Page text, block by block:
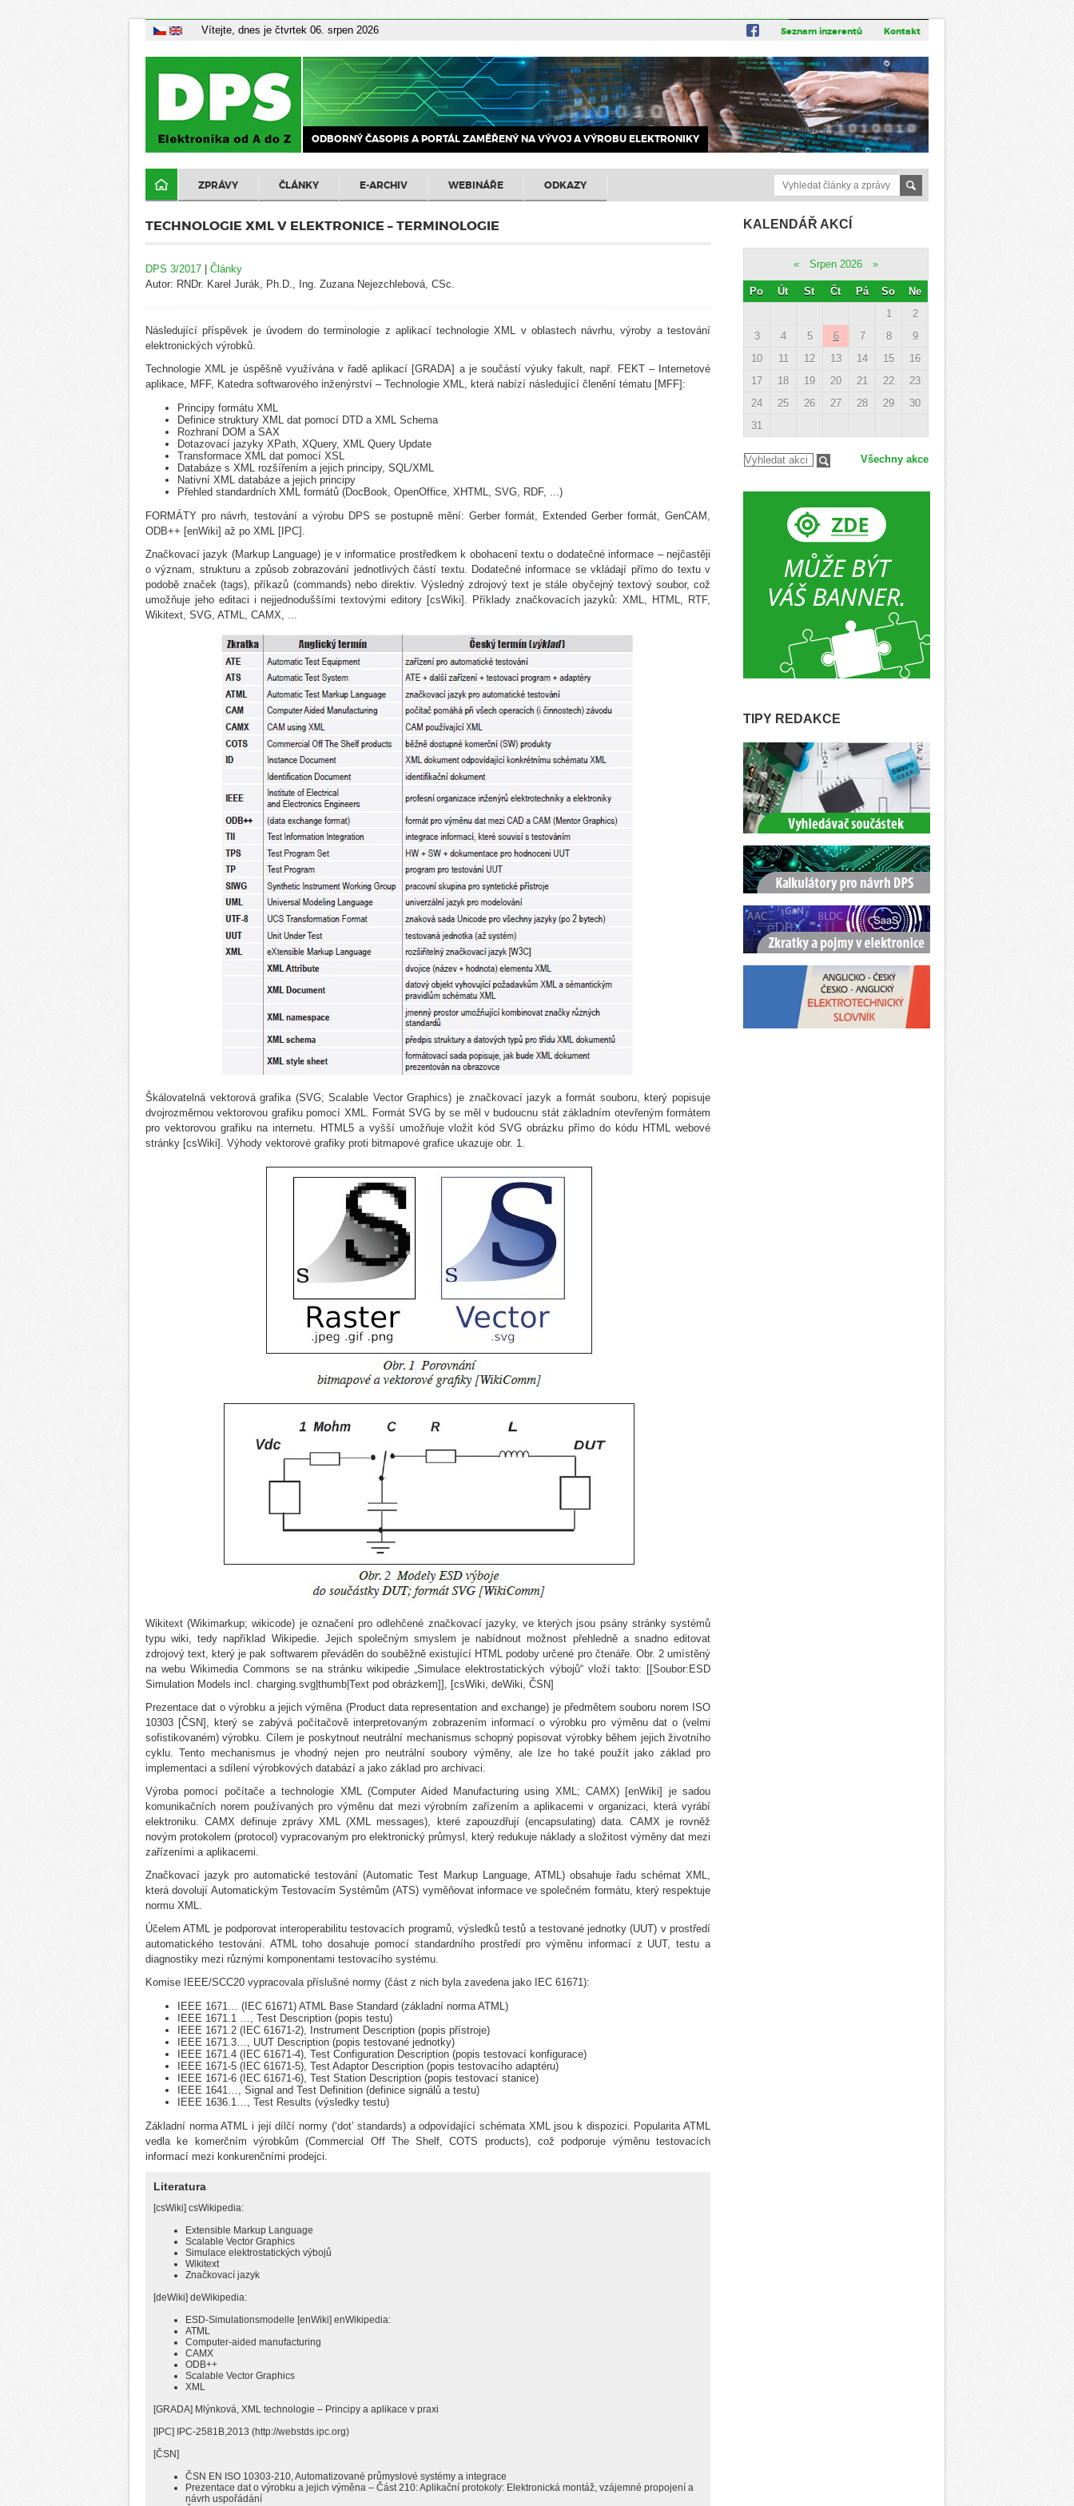
Vítejte, dnes je čtvrtek 06. srpen 2026 Seznam inzerentů Kontakt
ODBORNÝ ČASOPIS A PORTÁL ZAMĚŘENÝ NA VÝVOJ A VÝROBU ELEKTRONIKY
ZPRÁVY ČLÁNKY E-ARCHIV WEBINÁŘE ODKAZY
TECHNOLOGIE XML V ELEKTRONICE – TERMINOLOGIE
DPS 3/2017 | Články
Autor: RNDr. Karel Jurák, Ph.D., Ing. Zuzana Nejezchlebová, CSc.
Následující příspěvek je úvodem do terminologie z aplikací technologie XML v oblastech návrhu, výroby a testování
elektronických výrobků.
Technologie XML je úspěšně využívána v řadě aplikací [GRADA] a je součástí výuky fakult, např. FEKT – Internetové
aplikace, MFF, Katedra softwarového inženýrství – Technologie XML, která nabízí následující členění tématu [MFF]:
Principy formátu XML
Definice struktury XML dat pomocí DTD a XML Schema
Rozhraní DOM a SAX
Dotazovací jazyky XPath, XQuery, XML Query Update
Transformace XML dat pomocí XSL
Databáze s XML rozšířením a jejich principy, SQL/XML
Nativní XML databáze a jejich principy
Přehled standardních XML formátů (DocBook, OpenOffice, XHTML, SVG, RDF, ...)
FORMÁTY pro návrh, testování a výrobu DPS se postupně mění: Gerber formát, Extended Gerber formát, GenCAM,
ODB++ [enWiki] až po XML [IPC].
Značkovací jazyk (Markup Language) je v informatice prostředkem k obohacení textu o dodatečné informace – nejčastěji
o význam, strukturu a způsob zobrazování jednotlivých částí textu. Dodatečné informace se vkládají přímo do textu v
podobě značek (tags), příkazů (commands) nebo direktiv. Výsledný zdrojový text je stále obyčejný textový soubor, což
umožňuje jeho editaci i nejjednoduššími textovými editory [csWiki]. Příklady značkovacích jazyků: XML, HTML, RTF,
Wikitext, SVG, ATML, CAMX, ...
Škálovatelná vektorová grafika (SVG; Scalable Vector Graphics) je značkovací jazyk a formát souboru, který popisuje
dvojrozměrnou vektorovou grafiku pomocí XML. Formát SVG by se měl v budoucnu stát základním otevřeným formátem
pro vektorovou grafiku na internetu. HTML5 a vyšší umožňuje vložit kód SVG obrázku přímo do kódu HTML webové
stránky [csWiki]. Výhody vektorové grafiky proti bitmapové grafice ukazuje obr. 1.
Wikitext (Wikimarkup; wikicode) je označení pro odlehčené značkovací jazyky, ve kterých jsou psány stránky systémů
typu wiki, tedy například Wikipedie. Jejich společným smyslem je nabídnout možnost přehledně a snadno editovat
zdrojový text, který je pak softwarem převáděn do souběžně existující HTML podoby určené pro čtenáře. Obr. 2 umístěný
na webu Wikimedia Commons se na stránku wikipedie „Simulace elektrostatických výbojů“ vloží takto: [[Soubor:ESD
Simulation Models incl. charging.svg|thumb|Text pod obrázkem]], [csWiki, deWiki, ČSN]
Prezentace dat o výrobku a jejich výměna (Product data representation and exchange) je předmětem souboru norem ISO
10303 [ČSN], který se zabývá počítačově interpretovaným zobrazením informací o výrobku pro výměnu dat o (velmi
sofistikovaném) výrobku. Cílem je poskytnout neutrální mechanismus schopný popisovat výrobky během jejich životního
cyklu. Tento mechanismus je vhodný nejen pro neutrální soubory výměny, ale lze ho také použít jako základ pro
implementaci a sdílení výrobkových databází a jako základ pro archivaci.
Výroba pomocí počítače a technologie XML (Computer Aided Manufacturing using XML; CAMX) [enWiki] je sadou
komunikačních norem používaných pro výměnu dat mezi výrobním zařízením a aplikacemi v organizaci, která vyrábí
elektroniku. CAMX definuje zprávy XML (XML messages), které zapouzdřují (encapsulating) data. CAMX je rovněž
novým protokolem (protocol) vypracovaným pro elektronický průmysl, který redukuje náklady a složitost výměny dat mezi
zařízeními a aplikacemi.
Značkovací jazyk pro automatické testování (Automatic Test Markup Language, ATML) obsahuje řadu schémat XML,
která dovolují Automatickým Testovacím Systémům (ATS) vyměňovat informace ve společném formátu, který respektuje
normu XML.
Účelem ATML je podporovat interoperabilitu testovacích programů, výsledků testů a testované jednotky (UUT) v prostředí
automatického testování. ATML toho dosahuje pomocí standardního prostředí pro výměnu informací z UUT, testu a
diagnostiky mezi různými komponentami testovacího systému.
Komise IEEE/SCC20 vypracovala příslušné normy (část z nich byla zavedena jako IEC 61671):
IEEE 1671… (IEC 61671) ATML Base Standard (základní norma ATML)
IEEE 1671.1 …, Test Description (popis testu)
IEEE 1671.2 (IEC 61671-2), Instrument Description (popis přístroje)
IEEE 1671.3…, UUT Description (popis testované jednotky)
IEEE 1671.4 (IEC 61671-4), Test Configuration Description (popis testovací konfigurace)
IEEE 1671-5 (IEC 61671-5), Test Adaptor Description (popis testovacího adaptéru)
IEEE 1671-6 (IEC 61671-6), Test Station Description (popis testovací stanice)
IEEE 1641…, Signal and Test Definition (definice signálů a testu)
IEEE 1636.1…, Test Results (výsledky testu)
Základní norma ATML i její dílčí normy (‘dot’ standards) a odpovídající schémata XML jsou k dispozici. Popularita ATML
vedla ke komerčním výrobkům (Commercial Off The Shelf, COTS products), což podporuje výměnu testovacích
informací mezi konkurenčními prodejci.
Literatura
[csWiki] csWikipedia:
Extensible Markup Language
Scalable Vector Graphics
Simulace elektrostatických výbojů
Wikitext
Značkovací jazyk
[deWiki] deWikipedia:
ESD-Simulationsmodelle [enWiki] enWikipedia:
ATML
Computer-aided manufacturing
CAMX
ODB++
Scalable Vector Graphics
XML
[GRADA] Mlýnková, XML technologie – Principy a aplikace v praxi
[IPC] IPC-2581B,2013 (http://webstds.ipc.org)
[ČSN]
ČSN EN ISO 10303-210, Automatizované průmyslové systémy a integrace
Prezentace dat o výrobku a jejich výměna – Část 210: Aplikační protokoly: Elektronická montáž, vzájemné propojení a
návrh uspořádání
KALENDÁŘ AKCÍ
« Srpen 2026 »
Po Út St Čt Pá So
Ne
1
2
3
4 5 6 7 8
9
10
11 12 13 14 15
16
17
18 19 20 21 22
23
24
25 26 27 28 29
30
31
Všechny akce
TIPY REDAKCE